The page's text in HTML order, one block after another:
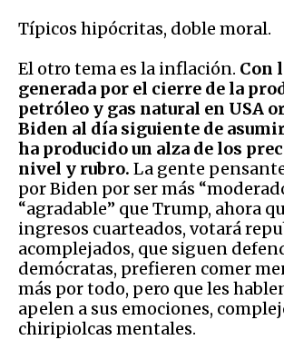
Típicos hipócritas, doble moral.
El otro tema es la inflación. Con
generada por el cierre de la
petróleo y gas natural en USA
Biden al día siguiente de
ha producido un alza de los
nivel y rubro. La gente
por Biden por ser más
“agradable” que Trump, ahora
ingresos cuarteados, votará
acomplejados, que siguen
demócratas, prefieren comer
más por todo, pero que les
apelen a sus emociones,
chiripiolcas mentales.